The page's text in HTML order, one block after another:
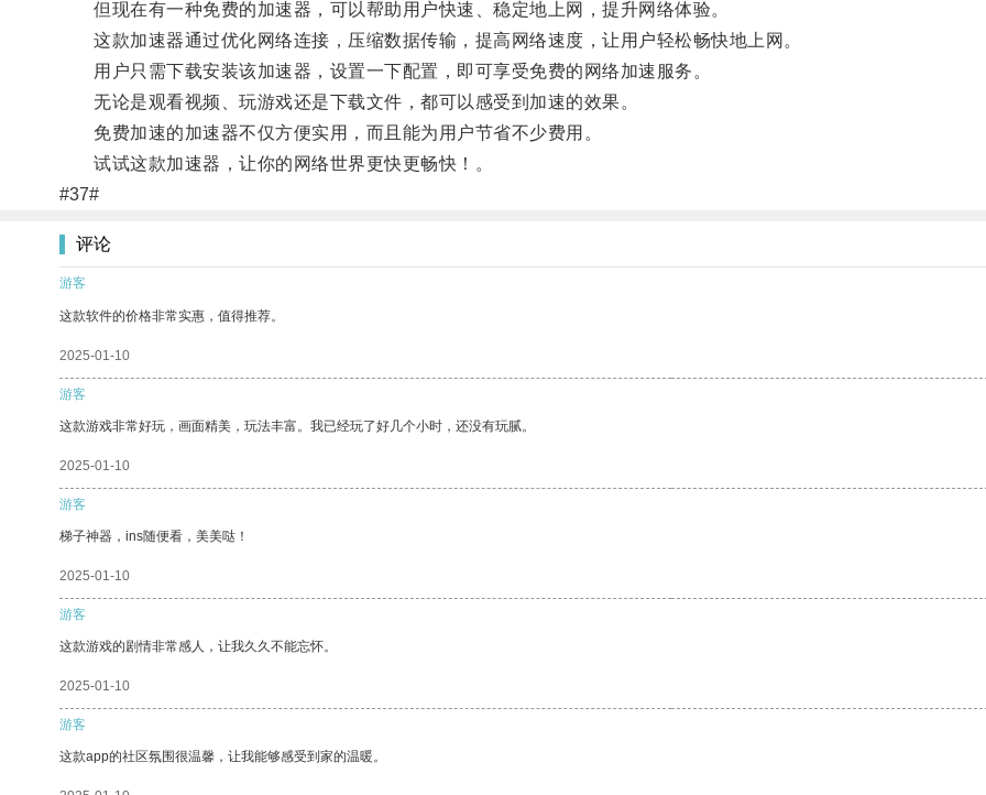
但现在有一种免费的加速器，可以帮助用户快速、稳定地上网，提升网络体验。
这款加速器通过优化网络连接，压缩数据传输，提高网络速度，让用户轻松畅快地上网。
用户只需下载安装该加速器，设置一下配置，即可享受免费的网络加速服务。
无论是观看视频、玩游戏还是下载文件，都可以感受到加速的效果。
免费加速的加速器不仅方便实用，而且能为用户节省不少费用。
试试这款加速器，让你的网络世界更快更畅快！。
#37#
评论
游客
这款软件的价格非常实惠，值得推荐。
2025-01-10
游客
这款游戏非常好玩，画面精美，玩法丰富。我已经玩了好几个小时，还没有玩腻。
2025-01-10
游客
梯子神器，ins随便看，美美哒！
2025-01-10
游客
这款游戏的剧情非常感人，让我久久不能忘怀。
2025-01-10
游客
这款app的社区氛围很温馨，让我能够感受到家的温暖。